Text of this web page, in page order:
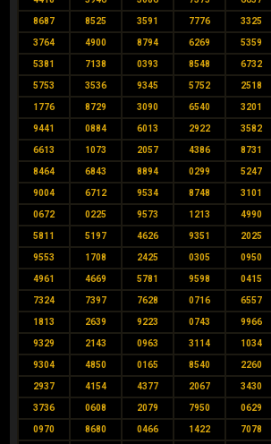
8687 8525 3591 7776 3325
3764 4900 8794 6269 5359
5381 7138 0393 8548 6732
5753 3536 9345 5752 2518
1776 8729 3090 6540 3201
9441 0884 6013 2922 3582
6613 1073 2057 4386 8731
8464 6843 8894 0299 5247
9004 6712 9534 8748 3101
0672 0225 9573 1213 4990
5811 5197 4626 9351 2025
9553 1708 2425 0305 0950
4961 4669 5781 9598 0415
7324 7397 7628 0716 6557
1813 2639 9223 0743 9966
9329 2143 0963 3114 1034
9304 4850 0165 8540 2260
2937 4154 4377 2067 3430
3736 0608 2079 7950 0629
0970 8680 0466 1422 7078